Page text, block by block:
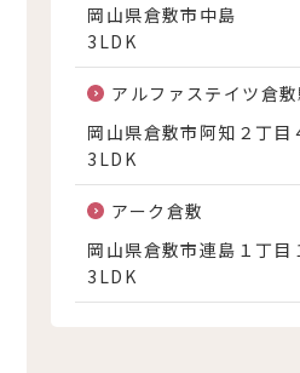
岡山県倉敷市中島
3LDK
アルファステイツ倉
岡山県倉敷市阿知２丁目
3LDK
アーク倉敷
岡山県倉敷市連島１丁目
3LDK